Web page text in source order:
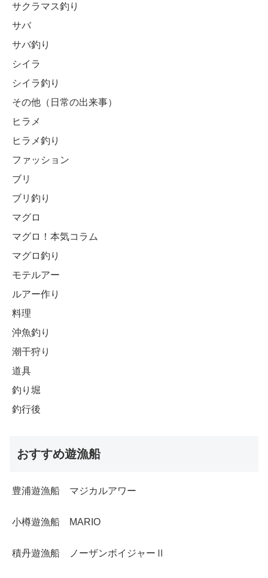
サクラマス釣り
サバ
サバ釣り
シイラ
シイラ釣り
その他（日常の出来事）
ヒラメ
ヒラメ釣り
ファッション
ブリ
ブリ釣り
マグロ
マグロ！本気コラム
マグロ釣り
モテルアー
ルアー作り
料理
沖魚釣り
潮干狩り
道具
釣り堀
釣行後
おすすめ遊漁船
豊浦遊漁船 マジカルアワー
小樽遊漁船 MARIO
積丹遊漁船 ノーザンボイジャーⅡ